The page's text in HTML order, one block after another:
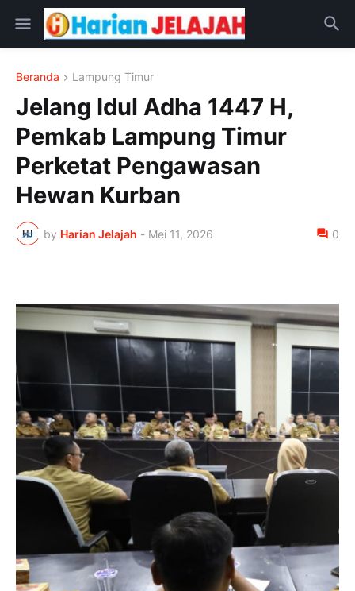
Beranda Lampung Timur
Jelang Idul Adha 1447 H,
Pemkab Lampung Timur
Perketat Pengawasan
Hewan Kurban
by Harian Jelajah - Mei 11, 2026 0